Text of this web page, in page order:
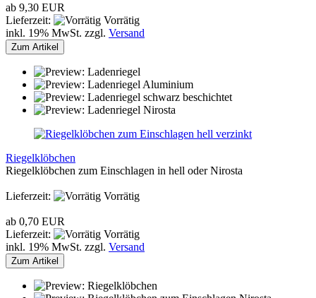
ab 9,30 EUR
Lieferzeit:
Vorrätig
inkl. 19% MwSt. zzgl. Versand
Zum Artikel
Riegelklöbchen
Riegelklöbchen zum Einschlagen in hell oder Nirosta
Lieferzeit: Vorrätig
ab 0,70 EUR
Lieferzeit:
Vorrätig
inkl. 19% MwSt. zzgl. Versand
Zum Artikel